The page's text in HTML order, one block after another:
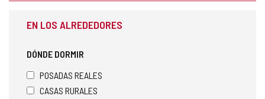
EN LOS ALREDEDORES
DÓNDE DORMIR
POSADAS REALES
CASAS RURALES